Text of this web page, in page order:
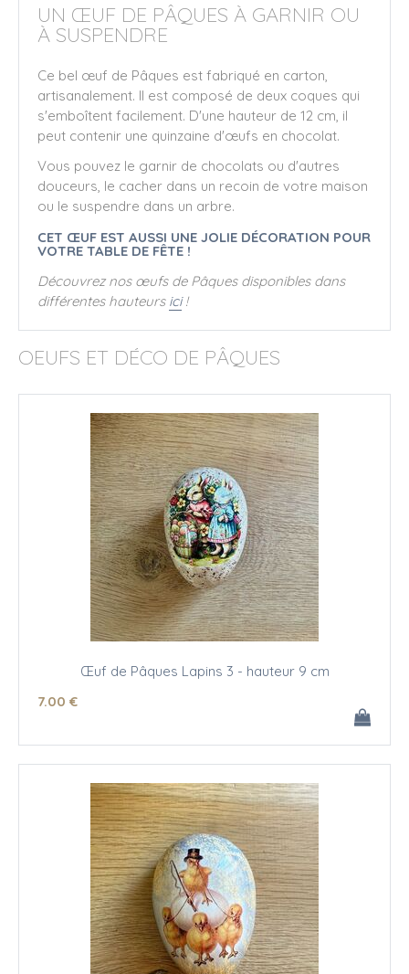
UN ŒUF DE PÂQUES À GARNIR OU
À SUSPENDRE
Ce bel œuf de Pâques est fabriqué en carton,
artisanalement. Il est composé de deux coques qui
s'emboîtent facilement. D'une hauteur de 12 cm, il
peut contenir une quinzaine d'œufs en chocolat.
Vous pouvez le garnir de chocolats ou d'autres
douceurs, le cacher dans un recoin de votre maison
ou le suspendre dans un arbre.
CET ŒUF EST AUSSI UNE JOLIE DÉCORATION POUR
VOTRE TABLE DE FÊTE !
Découvrez nos œufs de Pâques disponibles dans
différentes hauteurs ici!
OEUFS ET DÉCO DE PÂQUES
Œuf de Pâques Lapins 3 - hauteur 9 cm
7.00 €